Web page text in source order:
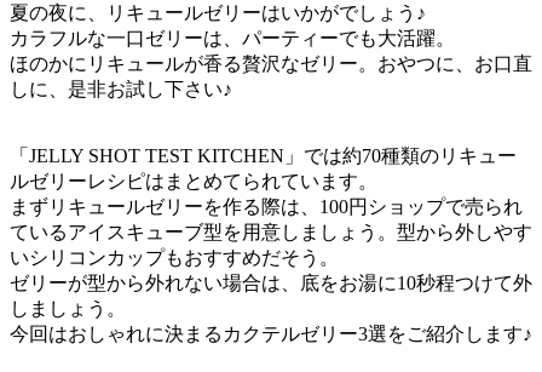
夏の夜に、リキュールゼリーはいかがでしょう♪
カラフルな一口ゼリーは、パーティーでも大活躍。
ほのかにリキュールが香る贅沢なゼリー。おやつに、お口直
しに、是非お試し下さい♪
「JELLY SHOT TEST KITCHEN」では約70種類のリキュー
ルゼリーレシピはまとめてられています。
まずリキュールゼリーを作る際は、100円ショップで売られ
ているアイスキューブ型を用意しましょう。型から外しやす
いシリコンカップもおすすめだそう。
ゼリーが型から外れない場合は、底をお湯に10秒程つけて外
しましょう。
今回はおしゃれに決まるカクテルゼリー3選をご紹介します♪